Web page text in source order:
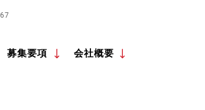
募集要項 会社概要